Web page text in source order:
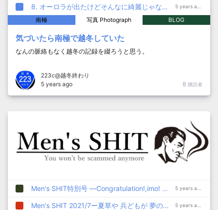
8. オーロラが出たけどそんなに綺麗じゃなかった
南極 写真 Photograph BLOG
気づいたら南極で越冬していた
なんの脈絡もなく越冬の記録を綴ろうと思う。
223c@越冬終わり
5 years ago
8 購読者
Men's SHIT特別号 —Congratulation!,imo! 投げ銭100万JPYC達成
Men's SHIT 2021/7ー夏草や 兵どもが 夢の跡（松尾芭蕉DeFi名人）